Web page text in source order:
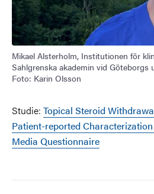
Mikael Alsterholm, Institutionen för
Sahlgrenska akademin vid Göteborgs
Foto: Karin Olsson
Studie: Topical Steroid
Patient-reported
Media Questionnaire